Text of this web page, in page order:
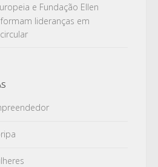
e Fundação Ellen
lideranças em